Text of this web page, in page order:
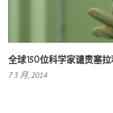
全球150位科学家谴责塞
7 3 月, 2014